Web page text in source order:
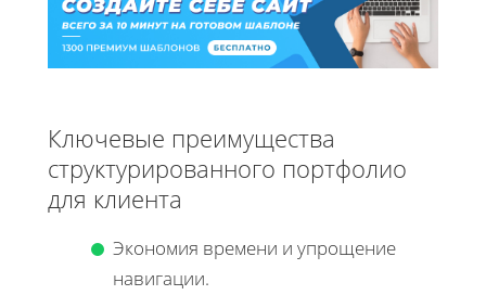
Ключевые преимущества
структурированного портфолио
для клиента
Экономия времени и упрощение
навигации.